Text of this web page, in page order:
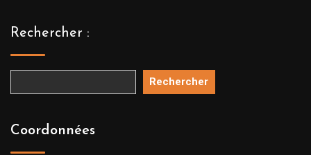
Rechercher :
Rechercher
Coordonnées